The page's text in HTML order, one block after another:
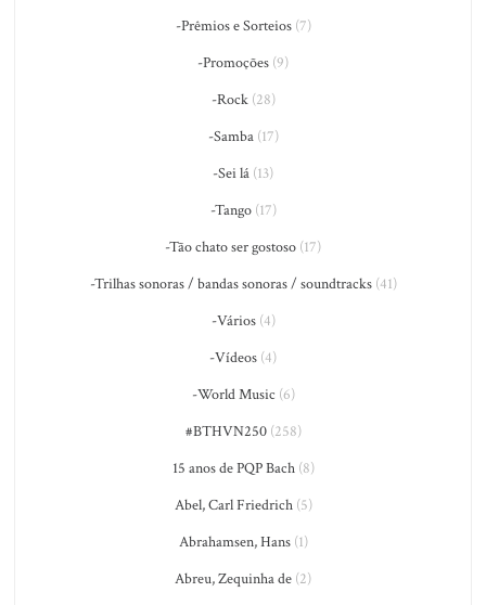
-Prêmios e Sorteios(7)
-Promoções (9)
-Rock(28)
-Samba(17)
-Sei lá (13)
-Tango(17)
-Tão chato ser gostoso (17)
-Trilhas sonoras / bandas sonoras / soundtracks(41)
-Vários(4)
-Vídeos (4)
-World Music (6)
#BTHVN250(258)
15 anos de PQP Bach(8)
Abel, Carl Friedrich(5)
Abrahamsen, Hans(1)
Abreu, Zequinha de (2)